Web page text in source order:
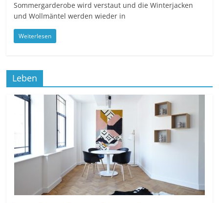
Sommergarderobe wird verstaut und die Winterjacken
und Wollmäntel werden wieder in
Weiterlesen
Leben